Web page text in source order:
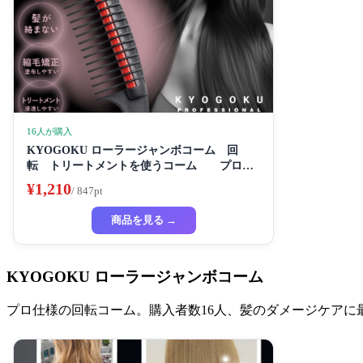
16人が購入
KYOGOKU ローラージャンボコーム 回
転 トリートメントを使うコーム プロ仕
¥1,210/ 847pt
商品を見る →
KYOGOKU ローラージャンボコーム
プロ仕様の回転コーム。購入者数16人、髪のダメージケアに